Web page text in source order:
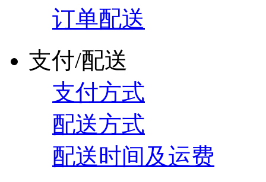
订单配送
支付/配送
支付方式
配送方式
配送时间及运费